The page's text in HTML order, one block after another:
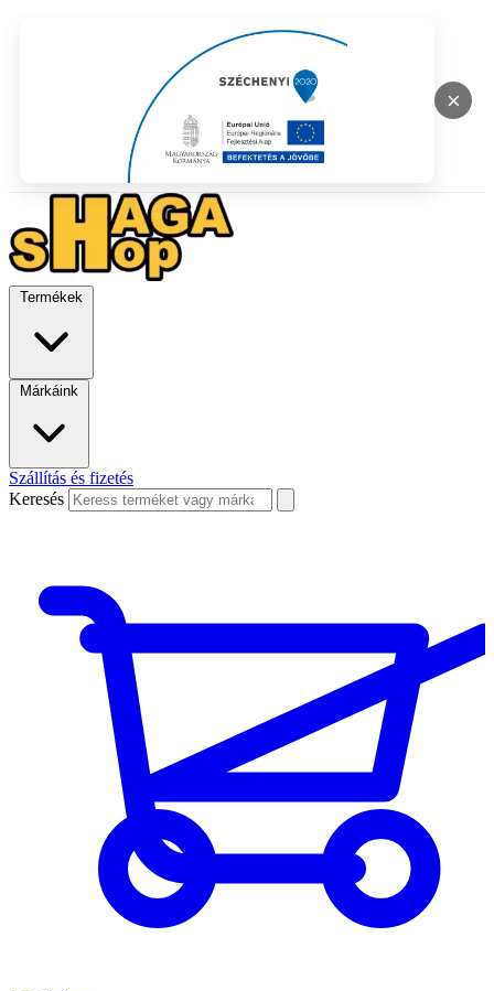
×
Termékek
Márkáink
Szállítás és fizetés
Keresés